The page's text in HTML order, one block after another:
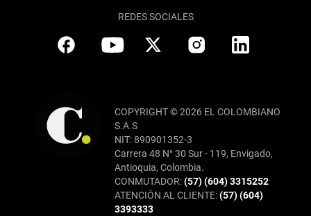
REDES SOCIALES
COPYRIGHT © 2026 EL COLOMBIANO
S.A.S
NIT: 890901352-3
Carrera 48 N° 30 Sur - 119, Envigado,
Antioquia, Colombia.
CONMUTADOR:(57) (604) 3315252
ATENCIÓN AL CLIENTE:(57) (604)
3393333